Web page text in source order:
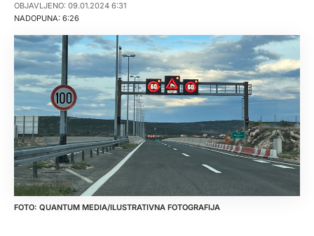
NADOPUNA: 6:26
OBJAVLJENO: 09.01.2024 6:31
QUANTUM MEDIA/ILUSTRATIVNA FOTOGRAFIJA